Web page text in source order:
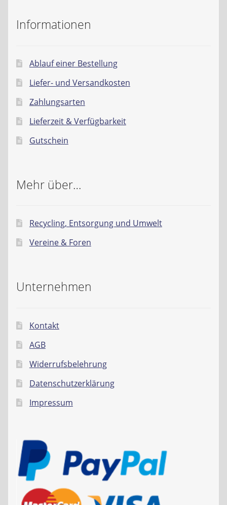
Informationen
Ablauf einer Bestellung
Liefer- und Versandkosten
Zahlungsarten
Lieferzeit & Verfügbarkeit
Gutschein
Mehr über…
Recycling, Entsorgung und Umwelt
Vereine & Foren
Unternehmen
Kontakt
AGB
Widerrufsbelehrung
Datenschutzerklärung
Impressum